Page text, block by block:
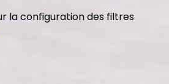
la configuration des filtres